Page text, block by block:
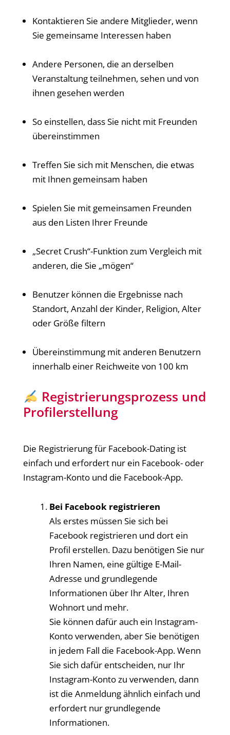
Kontaktieren Sie andere Mitglieder, wenn
Sie gemeinsame Interessen haben
Andere Personen, die an derselben
Veranstaltung teilnehmen, sehen und von
ihnen gesehen werden
So einstellen, dass Sie nicht mit Freunden
übereinstimmen
Treffen Sie sich mit Menschen, die etwas
mit Ihnen gemeinsam haben
Spielen Sie mit gemeinsamen Freunden
aus den Listen Ihrer Freunde
„Secret Crush“-Funktion zum Vergleich mit
anderen, die Sie „mögen“
Benutzer können die Ergebnisse nach
Standort, Anzahl der Kinder, Religion, Alter
oder Größe filtern
Übereinstimmung mit anderen Benutzern
innerhalb einer Reichweite von 100 km
Registrierungsprozess und
Profilerstellung
Die Registrierung für Facebook-Dating ist
einfach und erfordert nur ein Facebook- oder
Instagram-Konto und die Facebook-App.
Bei Facebook registrieren
Als erstes müssen Sie sich bei
Facebook registrieren und dort ein
Profil erstellen. Dazu benötigen Sie nur
Ihren Namen, eine gültige E-Mail-
Adresse und grundlegende
Informationen über Ihr Alter, Ihren
Wohnort und mehr.
Sie können dafür auch ein Instagram-
Konto verwenden, aber Sie benötigen
in jedem Fall die Facebook-App. Wenn
Sie sich dafür entscheiden, nur Ihr
Instagram-Konto zu verwenden, dann
ist die Anmeldung ähnlich einfach und
erfordert nur grundlegende
Informationen.